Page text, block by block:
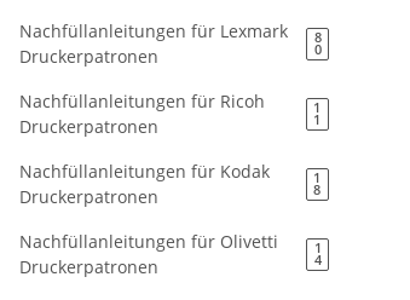
Nachfüllanleitungen für Lexmark
Druckerpatronen
8
0
Nachfüllanleitungen für Ricoh
Druckerpatronen
1
1
Nachfüllanleitungen für Kodak
Druckerpatronen
1
8
Nachfüllanleitungen für Olivetti
Druckerpatronen
1
4